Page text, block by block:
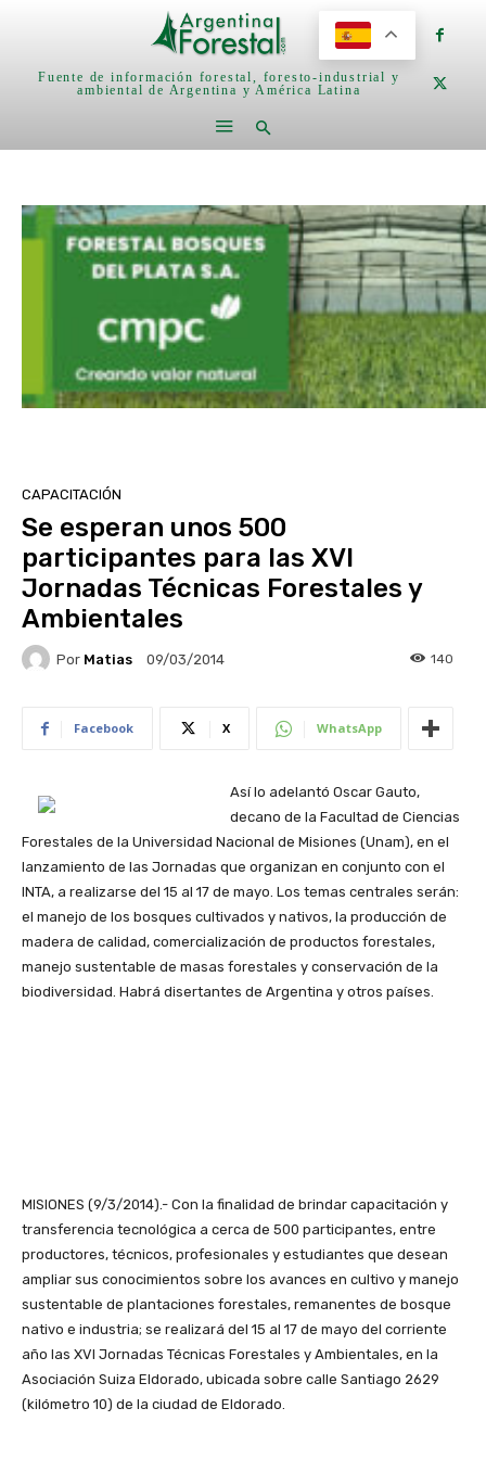
Fuente de información forestal, foresto-industrial y
ambiental de Argentina y América Latina
CAPACITACIÓN
Se esperan unos 500
participantes para las XVI
Jornadas Técnicas Forestales y
Ambientales
Por Matias 09/03/2014 140
Facebook X WhatsApp
Así lo adelantó Oscar Gauto,
decano de la Facultad de Ciencias
Forestales de la Universidad Nacional de Misiones (Unam), en el
lanzamiento de las Jornadas que organizan en conjunto con el
INTA, a realizarse del 15 al 17 de mayo. Los temas centrales serán:
el manejo de los bosques cultivados y nativos, la producción de
madera de calidad, comercialización de productos forestales,
manejo sustentable de masas forestales y conservación de la
biodiversidad. Habrá disertantes de Argentina y otros países.
MISIONES (9/3/2014).- Con la finalidad de brindar capacitación y
transferencia tecnológica a cerca de 500 participantes, entre
productores, técnicos, profesionales y estudiantes que desean
ampliar sus conocimientos sobre los avances en cultivo y manejo
sustentable de plantaciones forestales, remanentes de bosque
nativo e industria; se realizará del 15 al 17 de mayo del corriente
año las XVI Jornadas Técnicas Forestales y Ambientales, en la
Asociación Suiza Eldorado, ubicada sobre calle Santiago 2629
(kilómetro 10) de la ciudad de Eldorado.